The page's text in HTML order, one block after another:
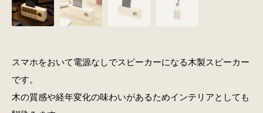
スマホをおいて電源なしでスピーカーになる木製スピーカー
です。
木の質感や経年変化の味わいがあるためインテリアとしても